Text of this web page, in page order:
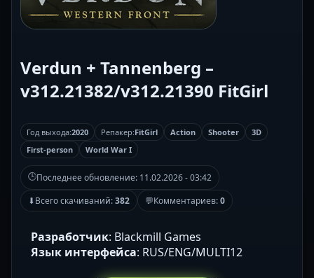
Verdun + Tannenberg –
v312.21382/v312.21390 FitGirl
Год выхода:2020 Репакер:FitGirl Action Shooter
3D
First-person
World War I
🕒Последнее обновление: 11.02.2026 - 03:42
⬇Всего скачиваний:382 💬Комментариев:0
Разработчик: Blackmill Games
Язык интерфейса: RUS/ENG/MULTI12